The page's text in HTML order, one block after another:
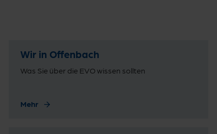
Wir in Offenbach
Was Sie über die EVO wissen sollten
Mehr